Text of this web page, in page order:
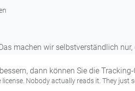
Nobody actually reads it. They just
machen wir selbstverständlich
dann können Sie die